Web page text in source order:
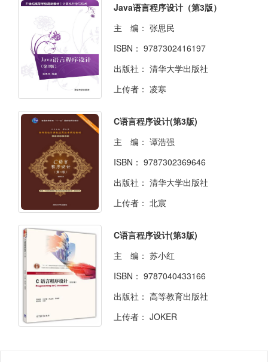
Java语言程序设计（第3版）
主 编： 张思民
ISBN： 9787302416197
出版社： 清华大学出版社
上传者： 凌寒
C语言程序设计(第3版)
主 编： 谭浩强
ISBN： 9787302369646
出版社： 清华大学出版社
上传者： 北宸
C语言程序设计(第3版)
主 编： 苏小红
ISBN： 9787040433166
出版社： 高等教育出版社
上传者： JOKER